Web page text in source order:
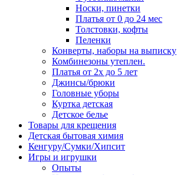
Носки, пинетки
Платья от 0 до 24 мес
Толстовки, кофты
Пеленки
Конверты, наборы на выписку
Комбинезоны утеплен.
Платья от 2х до 5 лет
Джинсы/брюки
Головные уборы
Куртка детская
Детское белье
Товары для крещения
Детская бытовая химия
Кенгуру/Сумки/Хипсит
Игры и игрушки
Опыты